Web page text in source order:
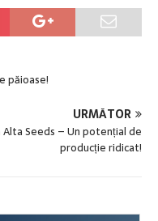
păioase!
URMĂTOR
Seeds – Un potențial de
producție ridicat!